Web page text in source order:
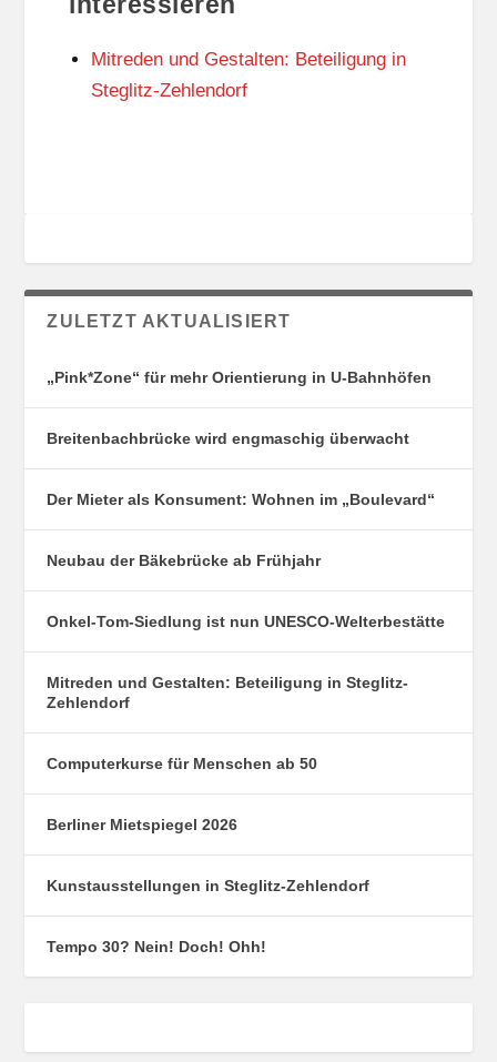
N
S
O
N
Mitreden und Gestalten: Beteiligung in
Steglitz-Zehlendorf
ZULETZT AKTUALISIERT
„Pink*Zone“ für mehr Orientierung in U-Bahnhöfen
Breitenbachbrücke wird engmaschig überwacht
Der Mieter als Konsument: Wohnen im „Boulevard“
Neubau der Bäkebrücke ab Frühjahr
Onkel-Tom-Siedlung ist nun UNESCO-Welterbestätte
Mitreden und Gestalten: Beteiligung in Steglitz-
Zehlendorf
Computerkurse für Menschen ab 50
Berliner Mietspiegel 2026
Kunstausstellungen in Steglitz-Zehlendorf
Tempo 30? Nein! Doch! Ohh!